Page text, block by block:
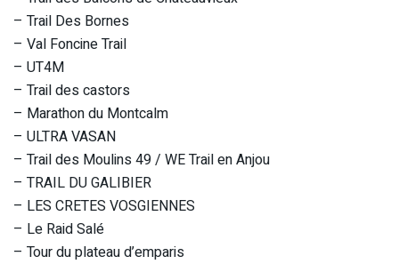
– Trail Des Bornes
– Val Foncine Trail
– UT4M
– Trail des castors
– Marathon du Montcalm
– ULTRA VASAN
– Trail des Moulins 49 / WE Trail en Anjou
– TRAIL DU GALIBIER
– LES CRETES VOSGIENNES
– Le Raid Salé
– Tour du plateau d’emparis